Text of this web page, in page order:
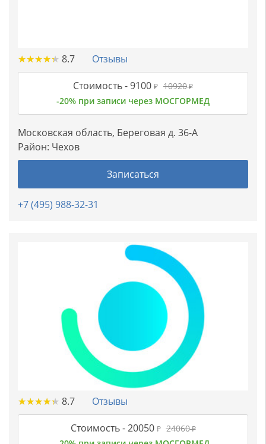
★★★★★
★★★★★ 8.7 Отзывы
Стоимость -9100 ₽ 10920₽
-20% при записи через МОСГОРМЕД
Московская область, Береговая д. 36-А
Район: Чехов
Записаться
+7 (495) 988-32-31
★★★★★
★★★★★ 8.7 Отзывы
Стоимость -20050 ₽ 24060₽